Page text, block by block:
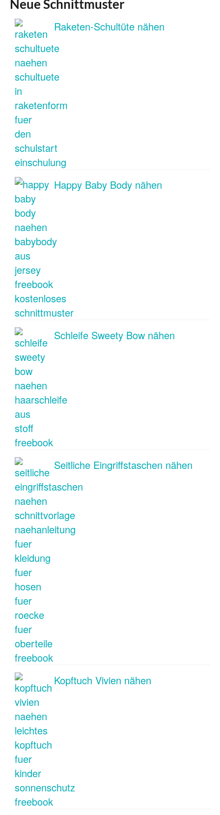
Neue Schnittmuster
Raketen-Schultüte nähen
Happy Baby Body nähen
Schleife Sweety Bow nähen
Seitliche Eingriffstaschen nähen
Kopftuch Vivien nähen